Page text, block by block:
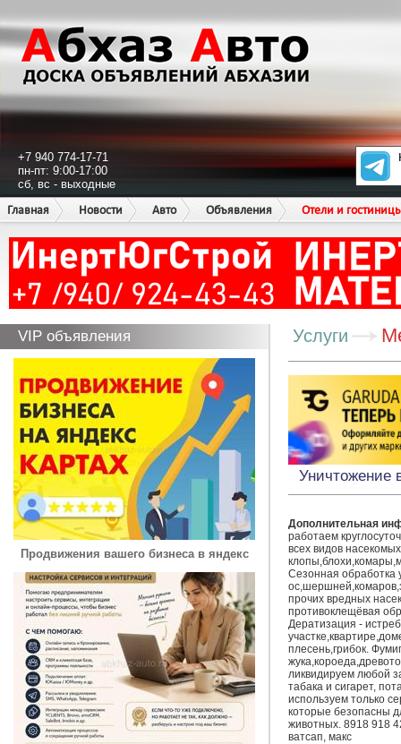
+7 940 774-17-71
пн-пт: 9:00-17:00
сб, вс - выходные
Главная
Новости Авто Объявления Отели и
VIP объявления
Продвижения вашего бизнеса в яндекс
Услуги
Уничтожение
Дополнительная
работаем
всех видов
Сезонная обработка
прочих вредных
противоклещёвая
Дератизация -
плесень,грибок.
ликвидируем любой
табака и сигарет,
используем только
которые безопасны
животных. 8918 918
ватсап, макс